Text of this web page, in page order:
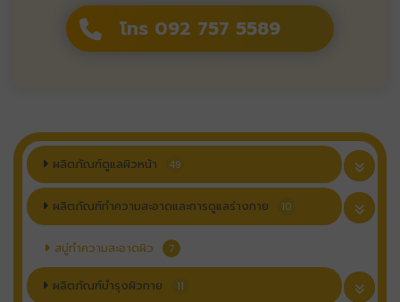
โทร 092 757 5589
ผลิตภัณฑ์ดูแลผิวหน้า 49
ผลิตภัณฑ์ทำความสะอาดและการดูแลร่างกาย 10
สบู่ทำความสะอาดผิว 7
ผลิตภัณฑ์บำรุงผิวกาย 11